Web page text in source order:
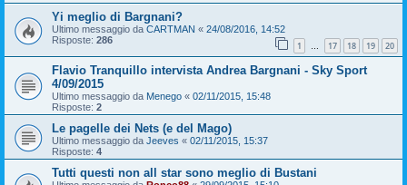
Yi meglio di Bargnani?
Ultimo messaggio da CARTMAN « 24/08/2016, 14:52
Risposte: 286 1 … 17 18 19 20
Flavio Tranquillo intervista Andrea Bargnani - Sky Sport
4/09/2015
Ultimo messaggio da Menego « 02/11/2015, 15:48
Risposte: 2
Le pagelle dei Nets (e del Mago)
Ultimo messaggio da Jeeves « 02/11/2015, 15:37
Risposte: 4
Tutti questi non all star sono meglio di Bustani